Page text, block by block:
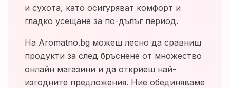
и сухота, като осигуряват комфорт и
гладко усещане за по-дълъг период.
На Aromatno.bg можеш лесно да сравниш
продукти за след бръснене от множество
онлайн магазини и да откриеш най-
изгодните предложения. Ние обединяваме